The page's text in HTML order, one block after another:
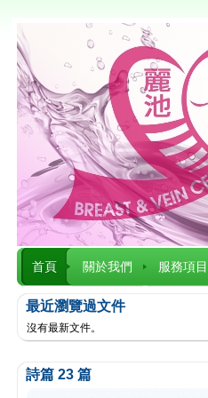
首頁 關於我們 服務項目
最近瀏覽過文件
沒有最新文件。
詩篇 23 篇